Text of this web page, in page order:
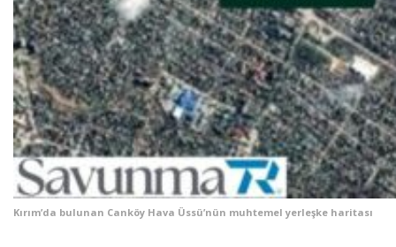
Kırım’da bulunan Canköy Hava Üssü’nün muhtemel yerleşke haritası